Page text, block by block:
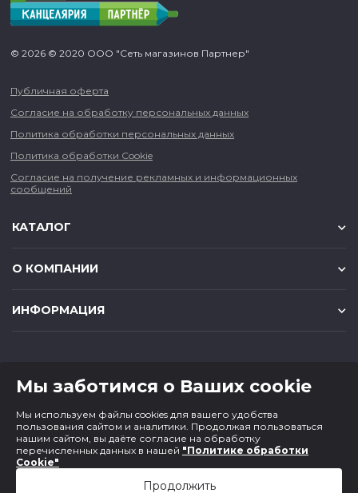
© 2026 © 2020 ООО "Сеть магазинов Партнер"
Публичная оферта
Согласие на обработку персональных данных
Политика обработки персональных данных
Политика обработки Cookie
Согласие на получение рекламных и информационных
сообщений
КАТАЛОГ
О КОМПАНИИ
ИНФОРМАЦИЯ
magazin@cf1.ru
Мы заботимся о Ваших cookie
Мы используем файлы cookies для вашего удобства
пользования сайтом и аналитики. Продолжая пользоваться
нашим сайтом, вы даёте согласие на обработку
перечисленных данных в нашей "Политике обработки
Cookie"
Продолжить